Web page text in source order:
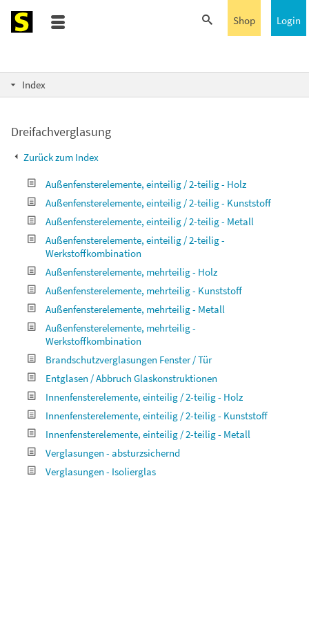
Login
Shop
Index
Dreifachverglasung
Zurück zum Index
Außenfensterelemente, einteilig / 2-teilig - Holz
Außenfensterelemente, einteilig / 2-teilig - Kunststoff
Außenfensterelemente, einteilig / 2-teilig - Metall
Außenfensterelemente, einteilig / 2-teilig -
Werkstoffkombination
Außenfensterelemente, mehrteilig - Holz
Außenfensterelemente, mehrteilig - Kunststoff
Außenfensterelemente, mehrteilig - Metall
Außenfensterelemente, mehrteilig -
Werkstoffkombination
Brandschutzverglasungen Fenster / Tür
Entglasen / Abbruch Glaskonstruktionen
Innenfensterelemente, einteilig / 2-teilig - Holz
Innenfensterelemente, einteilig / 2-teilig - Kunststoff
Innenfensterelemente, einteilig / 2-teilig - Metall
Verglasungen - absturzsichernd
Verglasungen - Isolierglas